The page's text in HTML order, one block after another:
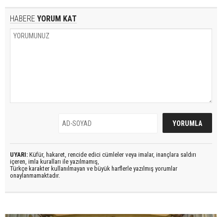
HABERE YORUM KAT
UYARI: Küfür, hakaret, rencide edici cümleler veya imalar, inançlara saldırı
içeren, imla kuralları ile yazılmamış,
Türkçe karakter kullanılmayan ve büyük harflerle yazılmış yorumlar
onaylanmamaktadır.